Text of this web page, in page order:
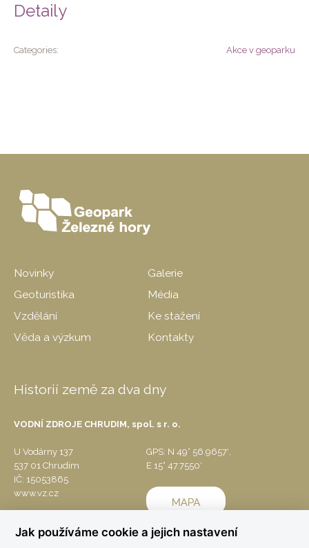
Detaily
Categories: Akce v geoparku
Novinky
Geoturistika
Vzdělání
Věda a výzkum
Galerie
Média
Ke stažení
Kontakty
Historií země za dva dny
VODNÍ ZDROJE CHRUDIM, spol. s r. o.
U Vodárny 137
537 01 Chrudim
IČ: 15053865
www.vz.cz
GPS: N 49° 56.9657′,
E 15° 47.7550′
Jak používáme cookie a jejich nastavení